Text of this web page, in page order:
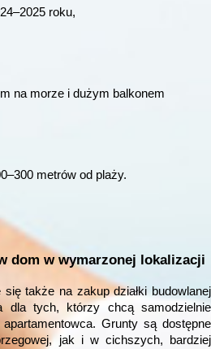
roku,
na morze i dużym balkonem
metrów od plaży.
dom w wymarzonej lokalizacji
także na zakup działki budowlanej
dla tych, którzy chcą samodzielnie
Grunty są dostępne
jak i w cichszych, bardziej